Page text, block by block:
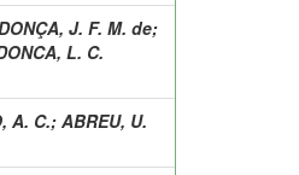
J. F. M. de;
L. C.
A. C.; ABREU, U.